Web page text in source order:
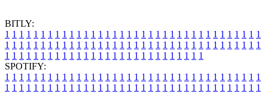
BITLY:
1 1 1 1 1 1 1 1 1 1 1 1 1 1 1 1 1 1 1 1 1 1 1 1 1 1 1 1 1 1 1 1 1 1 1 1
1 1 1 1 1 1 1 1 1 1 1 1 1 1 1 1 1 1 1 1 1 1 1 1 1 1 1 1 1 1 1 1 1 1 1 1
1 1 1 1 1 1 1 1 1 1 1 1 1 1 1 1 1 1 1 1 1 1 1 1 1 1 1 1
SPOTIFY:
1 1 1 1 1 1 1 1 1 1 1 1 1 1 1 1 1 1 1 1 1 1 1 1 1 1 1 1 1 1 1 1 1 1 1 1
1 1 1 1 1 1 1 1 1 1 1 1 1 1 1 1 1 1 1 1 1 1 1 1 1 1 1 1 1 1 1 1 1 1 1 1